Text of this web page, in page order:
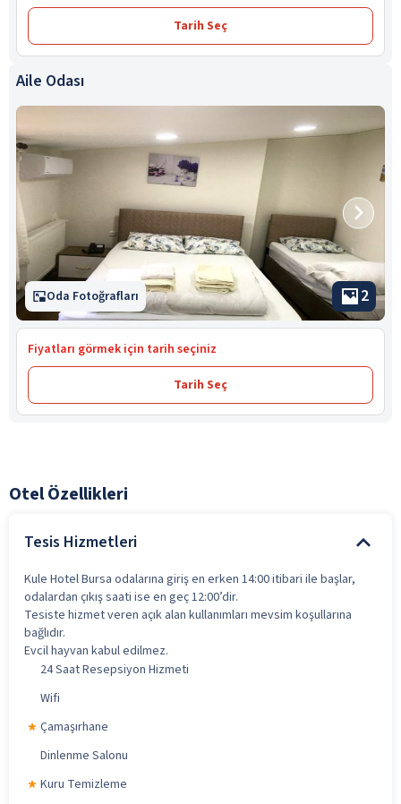
Tarih Seç
Aile Odası
Oda Fotoğrafları 2
Fiyatları görmek için tarih seçiniz
Tarih Seç
Otel Özellikleri
Tesis Hizmetleri
Kule Hotel Bursa odalarına giriş en erken 14:00 itibari ile başlar,
odalardan çıkış saati ise en geç 12:00’dir.
Tesiste hizmet veren açık alan kullanımları mevsim koşullarına
bağlıdır.
Evcil hayvan kabul edilmez.
24 Saat Resepsiyon Hizmeti
Wifi
Çamaşırhane
Dinlenme Salonu
Kuru Temizleme